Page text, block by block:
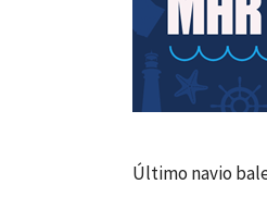
Último navio